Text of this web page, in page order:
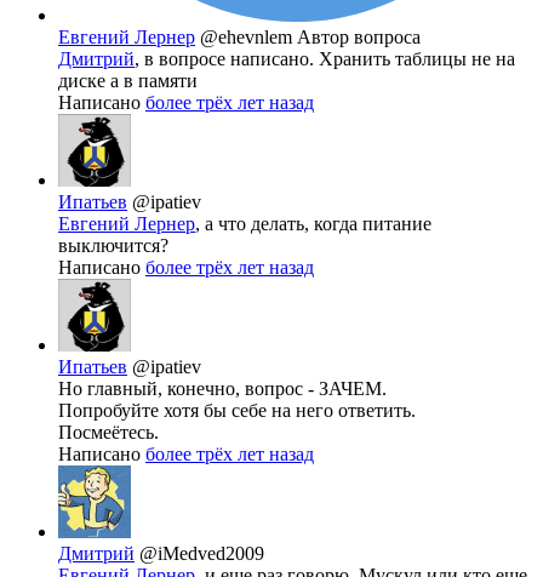
Евгений Лернер @ehevnlem Автор вопроса
Дмитрий, в вопросе написано. Хранить таблицы не на
диске а в памяти
Написано более трёх лет назад
Ипатьев @ipatiev
Евгений Лернер, а что делать, когда питание
выключится?
Написано более трёх лет назад
Ипатьев @ipatiev
Но главный, конечно, вопрос - ЗАЧЕМ.
Попробуйте хотя бы себе на него ответить.
Посмеётесь.
Написано более трёх лет назад
Дмитрий @iMedved2009